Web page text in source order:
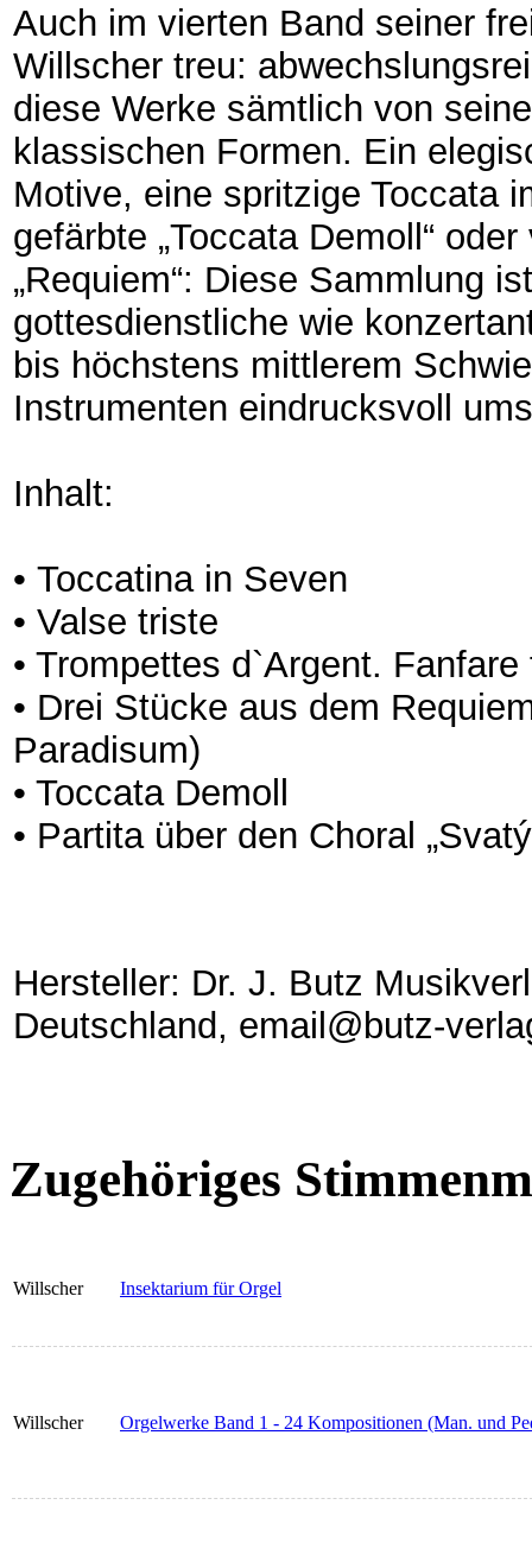
Auch im vierten Band seiner
Willscher treu:
diese Werke sämtlich von
klassischen Formen. Ein
Motive, eine spritzige Toccata
gefärbte „Toccata Demoll“
„Requiem“: Diese Sammlung
gottesdienstliche wie
bis höchstens mittlerem
Instrumenten eindrucksvoll
Inhalt:
• Toccatina in Seven
• Valse triste
• Trompettes d`Argent.
• Drei Stücke aus dem
Paradisum)
• Toccata Demoll
• Partita über den Choral
Hersteller: Dr. J. Butz
Deutschland, email@butz-
Zugehöriges
Willscher Insektarium für Orgel
Willscher Orgelwerke Band 1 - 24 Kompositionen (Man. und